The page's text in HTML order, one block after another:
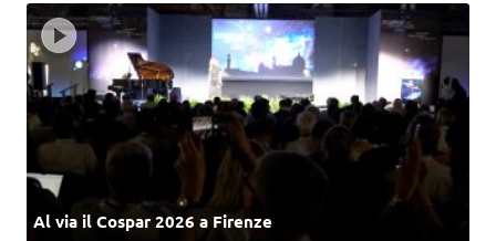
Al via il Cospar 2026 a Firenze